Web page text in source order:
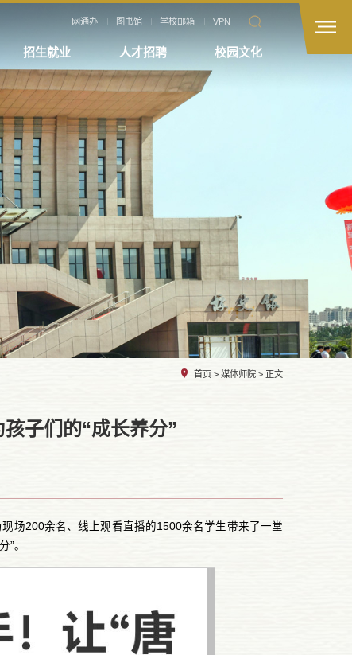
一网通办 图书馆 学校邮箱 VPN
招生就业 人才招聘 校园文化
首页 > 媒体师院 > 正文
子们的“成长养分”
场200余名、线上观看直播的1500余名学生带来了一堂
”。